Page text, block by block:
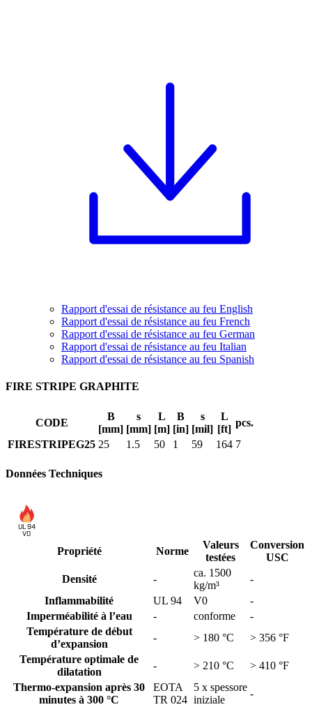
Rapport d'essai de résistance au feu English
Rapport d'essai de résistance au feu French
Rapport d'essai de résistance au feu German
Rapport d'essai de résistance au feu Italian
Rapport d'essai de résistance au feu Spanish
FIRE STRIPE GRAPHITE
CODE
B
[mm]
s
[mm]
L
[m]
B
[in]
s
[mil]
L
[ft]
pcs.
FIRESTRIPEG25 25 1.5 50 1 59 164 7
Données Techniques
UL 94
V0
Propriété Norme
Valeurs
testées
Conversion
USC
Densité
-
ca. 1500
kg/m³
-
Inflammabilité
UL 94 V0
-
Imperméabilité à l’eau
- conforme
-
Température de début
d’expansion
- > 180 °C
> 356 °F
Température optimale de
dilatation
- > 210 °C
> 410 °F
Thermo-expansion après 30
minutes à 300 °C
EOTA
TR 024
5 x spessore
iniziale
-